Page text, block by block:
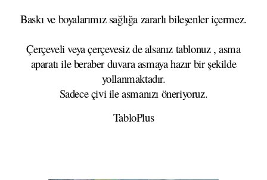
Baskı ve boyalarımız sağlığa zararlı bileşenler içermez.
Çerçeveli veya çerçevesiz de alsanız tablonuz , asma
aparatı ile beraber duvara asmaya hazır bir şekilde
yollanmaktadır.
Sadece çivi ile asmanızı öneriyoruz.
TabloPlus